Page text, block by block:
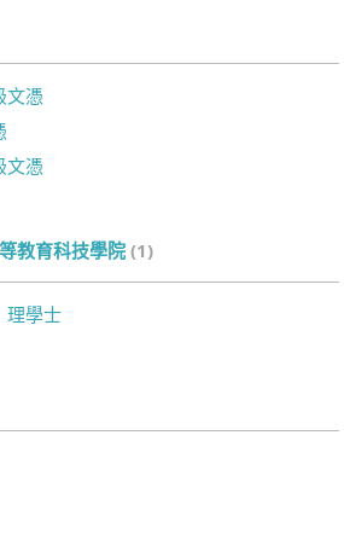
文憑
文憑
教育科技學院 (1)
理學士